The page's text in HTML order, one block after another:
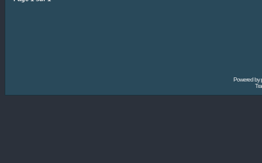
Powered by